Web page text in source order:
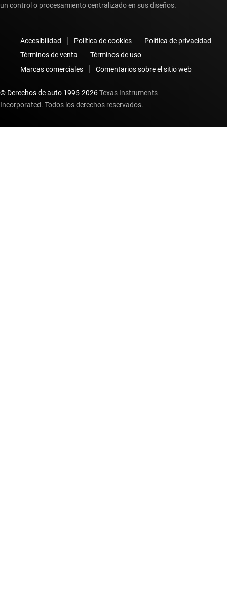
un control o procesamiento centralizado en sus diseños.
Accesibilidad Política de cookies
Política de privacidad
Términos de venta
Términos de uso
Marcas comerciales
Comentarios sobre el sitio web
© Derechos de auto 1995-2026Texas Instruments
Incorporated. Todos los derechos reservados.